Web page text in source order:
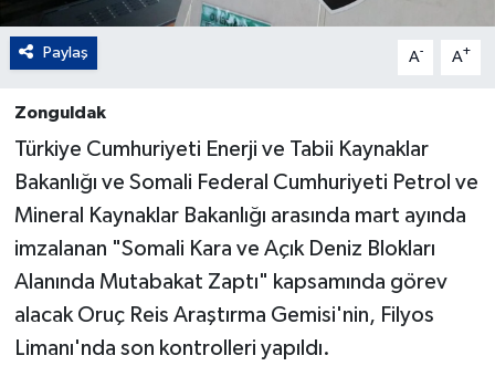
Paylaş A- A+
Zonguldak
Türkiye Cumhuriyeti Enerji ve Tabii Kaynaklar
Bakanlığı ve Somali Federal Cumhuriyeti Petrol ve
Mineral Kaynaklar Bakanlığı arasında mart ayında
imzalanan "Somali Kara ve Açık Deniz Blokları
Alanında Mutabakat Zaptı" kapsamında görev
alacak Oruç Reis Araştırma Gemisi'nin, Filyos
Limanı'nda son kontrolleri yapıldı.